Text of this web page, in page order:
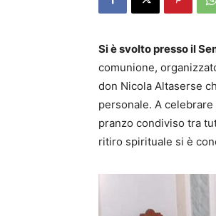
Si è svolto presso il
comunione,
don Nicola Altaserse
personale. A
pranzo condiviso tra
ritiro spirituale si è